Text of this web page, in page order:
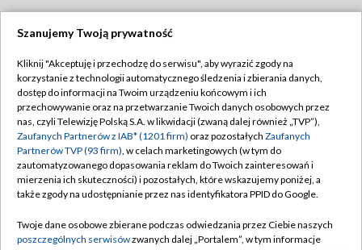
TVP
Abonament TVP
Emisja w TVP
Centrum informacji TVP
Naziemna Telewizja Cyfrowa
Rada Programowa
Regulamin TVP
Polityka prywatności
Moje zgody
Pomoc
Kontakt
Szanujemy Twoją prywatność
Kliknij "Akceptuję i przechodzę do serwisu", aby wyrazić zgody na
korzystanie z technologii automatycznego śledzenia i zbierania danych,
dostęp do informacji na Twoim urządzeniu końcowym i ich
przechowywanie oraz na przetwarzanie Twoich danych osobowych przez
nas, czyli Telewizję Polską S.A. w likwidacji (zwaną dalej również „TVP”),
Zaufanych Partnerów z IAB* (1201 firm) oraz pozostałych Zaufanych
Partnerów TVP (93 firm), w celach marketingowych (w tym do
zautomatyzowanego dopasowania reklam do Twoich zainteresowań i
mierzenia ich skuteczności) i pozostałych, które wskazujemy poniżej, a
także zgody na udostępnianie przez nas identyfikatora PPID do Google.
Twoje dane osobowe zbierane podczas odwiedzania przez Ciebie naszych
poszczególnych serwisówzwanych dalej „Portalem”, w tym informacje